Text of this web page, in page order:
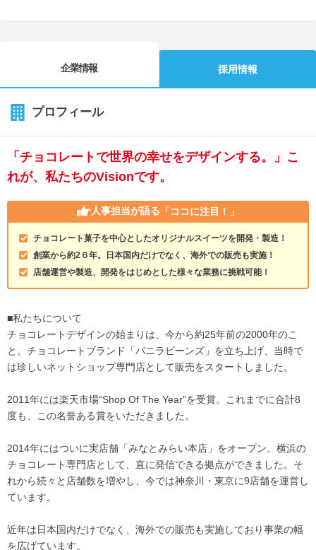
企業情報 採用情報
プロフィール
「チョコレートで世界の幸せをデザインする。」こ
れが、私たちのVisionです。
人事担当が語る 「ココに注目！」
チョコレート菓子を中心としたオリジナルスイーツを開発・製造！
創業から約2６年。日本国内だけでなく、海外での販売も実施！
店舗運営や製造、開発をはじめとした様々な業務に挑戦可能！
■私たちについて
チョコレートデザインの始まりは、今から約25年前の2000年のこ
と。チョコレートブランド「バニラビーンズ」を立ち上げ、当時で
は珍しいネットショップ専門店として販売をスタートしました。
2011年には楽天市場“Shop Of The Year”を受賞。これまでに合計8
度も、この名誉ある賞をいただきました。
2014年にはついに実店舗「みなとみらい本店」をオープン。横浜の
チョコレート専門店として、直に発信できる拠点ができました。そ
れから続々と店舗数を増やし、今では神奈川・東京に9店舗を運営し
ています。
近年は日本国内だけでなく、海外での販売も実施しており事業の幅
を広げています。